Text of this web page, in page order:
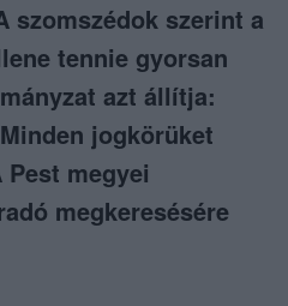
szomszédok szerint a
tennie gyorsan
azt állítja:
jogkörüket
megyei
megkeresésére